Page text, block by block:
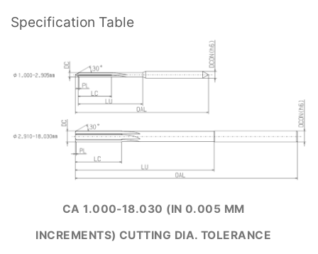
Specification Table
CA 1.000-18.030 (IN 0.005 MM
INCREMENTS) CUTTING DIA. TOLERANCE